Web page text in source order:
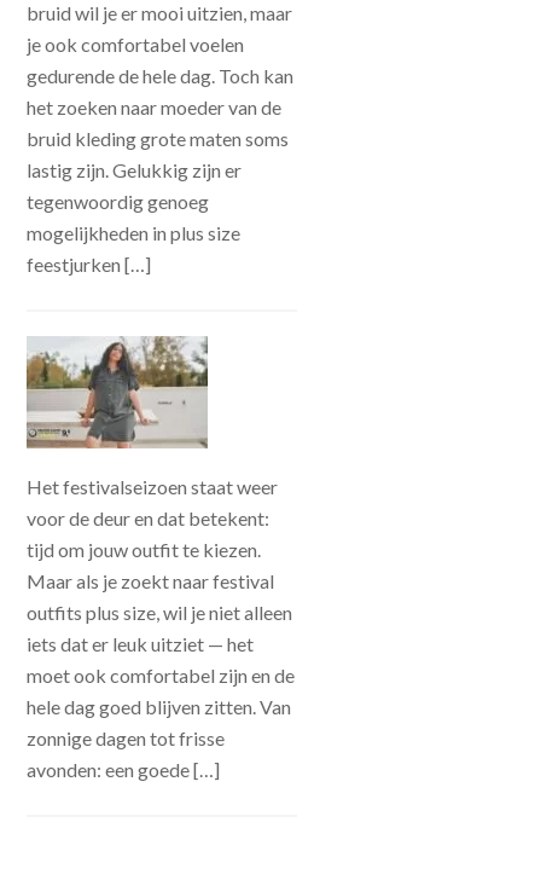
bruid wil je er mooi uitzien, maar
je ook comfortabel voelen
gedurende de hele dag. Toch kan
het zoeken naar moeder van de
bruid kleding grote maten soms
lastig zijn. Gelukkig zijn er
tegenwoordig genoeg
mogelijkheden in plus size
feestjurken […]
Het festivalseizoen staat weer
voor de deur en dat betekent:
tijd om jouw outfit te kiezen.
Maar als je zoekt naar festival
outfits plus size, wil je niet alleen
iets dat er leuk uitziet — het
moet ook comfortabel zijn en de
hele dag goed blijven zitten. Van
zonnige dagen tot frisse
avonden: een goede […]